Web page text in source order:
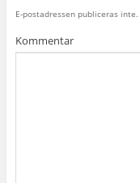
E-postadressen publiceras inte.
Kommentar